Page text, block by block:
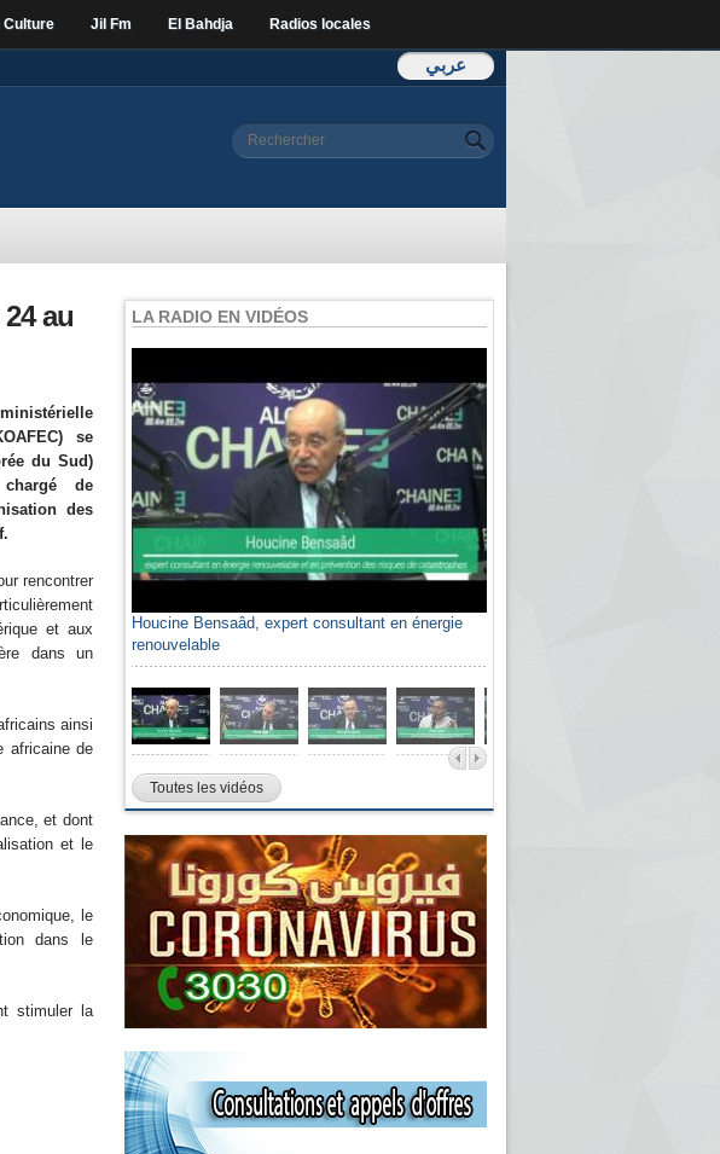
Culture Jil Fm El Bahdja Radios locales
عربي
Formulaire de
Rechercher
au
se
du Sud)
de
des
rencontrer
et aux
dans un
ainsi
africaine de
et dont
et le
le
dans le
stimuler la
LA RADIO EN VIDÉOS
Houcine Bensaâd, expert consultant en énergie
renouvelable
Toutes les vidéos